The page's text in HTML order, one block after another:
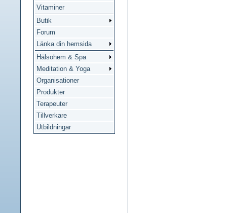
Vitaminer
Butik
Forum
Länka din hemsida
Hälsohem & Spa
Meditation & Yoga
Organisationer
Produkter
Terapeuter
Tillverkare
Utbildningar